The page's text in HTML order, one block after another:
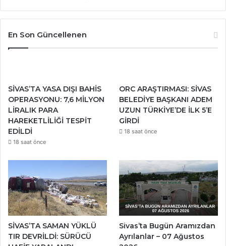
En Son Güncellenen
SİVAS’TA YASA DIŞI BAHİS
OPERASYONU: 7,6 MİLYON
LİRALIK PARA
HAREKETLİLİĞİ TESPİT
EDİLDİ
18 saat önce
ORC ARAŞTIRMASI: SİVAS
BELEDİYE BAŞKANI ADEM
UZUN TÜRKİYE’DE İLK 5’E
GİRDİ
18 saat önce
SİVAS’TA SAMAN YÜKLÜ
TIR DEVRİLDİ: SÜRÜCÜ
Sivas’ta Bugün Aramızdan
Ayrılanlar – 07 Ağustos